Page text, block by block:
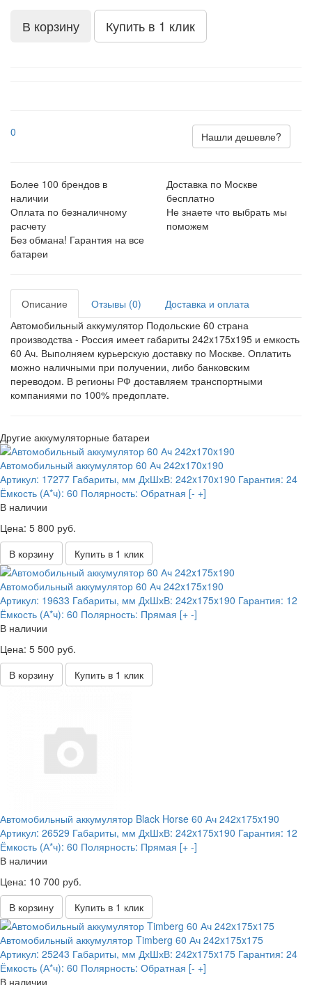
В корзину Купить в 1 клик
0 Нашли дешевле?
Более 100 брендов в
наличии
Доставка по Москве
бесплатно
Оплата по безналичному
расчету
Не знаете что выбрать мы
поможем
Без обмана! Гарантия на все
батареи
Описание Отзывы (0)
Доставка и оплата
Автомобильный аккумулятор Подольские 60 страна
производства - Россия имеет габариты 242x175x195 и емкость
60 Ач. Выполняем курьерскую доставку по Москве. Оплатить
можно наличными при получении, либо банковским
переводом. В регионы РФ доставляем транспортными
компаниями по 100% предоплате.
Другие аккумуляторные батареи
Автомобильный аккумулятор 60 Ач 242x170x190
Артикул: 17277 Габариты, мм ДхШхВ: 242x170x190 Гарантия: 24
Ёмкость (А*ч): 60 Полярность: Обратная [- +]
В наличии
Цена: 5 800 руб.
В корзину
Купить в 1 клик
Автомобильный аккумулятор 60 Ач 242x175x190
Артикул: 19633 Габариты, мм ДхШхВ: 242x175x190 Гарантия: 12
Ёмкость (А*ч): 60 Полярность: Прямая [+ -]
В наличии
Цена: 5 500 руб.
В корзину
Купить в 1 клик
Автомобильный аккумулятор Black Horse 60 Ач 242x175x190
Артикул: 26529 Габариты, мм ДхШхВ: 242x175x190 Гарантия: 12
Ёмкость (А*ч): 60 Полярность: Прямая [+ -]
В наличии
Цена: 10 700 руб.
В корзину
Купить в 1 клик
Автомобильный аккумулятор Timberg 60 Ач 242x175x175
Артикул: 25243 Габариты, мм ДхШхВ: 242x175x175 Гарантия: 24
Ёмкость (А*ч): 60 Полярность: Обратная [- +]
В наличии